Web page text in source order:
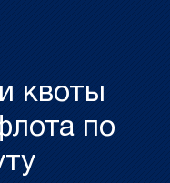
квоты
по